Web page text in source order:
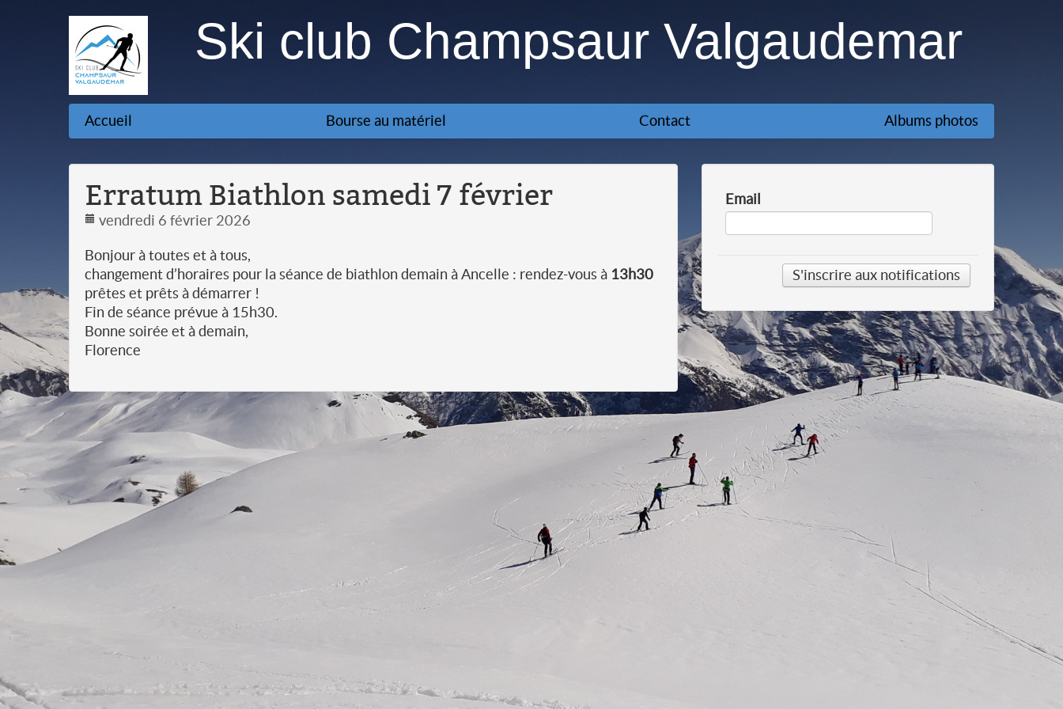
Ski club Champsaur Valgaudemar
Accueil Bourse au matériel Contact Albums photos
Erratum Biathlon samedi 7 février
vendredi 6 février 2026
Bonjour à toutes et à tous,
changement d’horaires pour la séance de biathlon demain à Ancelle : rendez-vous à 13h30
prêtes et prêts à démarrer !
Fin de séance prévue à 15h30.
Bonne soirée et à demain,
Florence
Email